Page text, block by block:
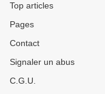
Top articles
Pages
Contact
Signaler un abus
C.G.U.